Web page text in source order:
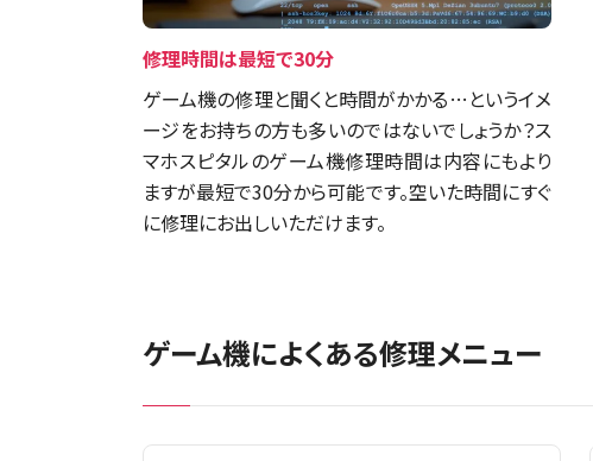
修理時間は最短で30分
ゲーム機の修理と聞くと時間がかかる…というイメ
ージをお持ちの方も多いのではないでしょうか？ス
マホスピタルのゲーム機修理時間は内容にもより
ますが最短で30分から可能です。空いた時間にすぐ
に修理にお出しいただけます。
ゲーム機によくある修理メニュー